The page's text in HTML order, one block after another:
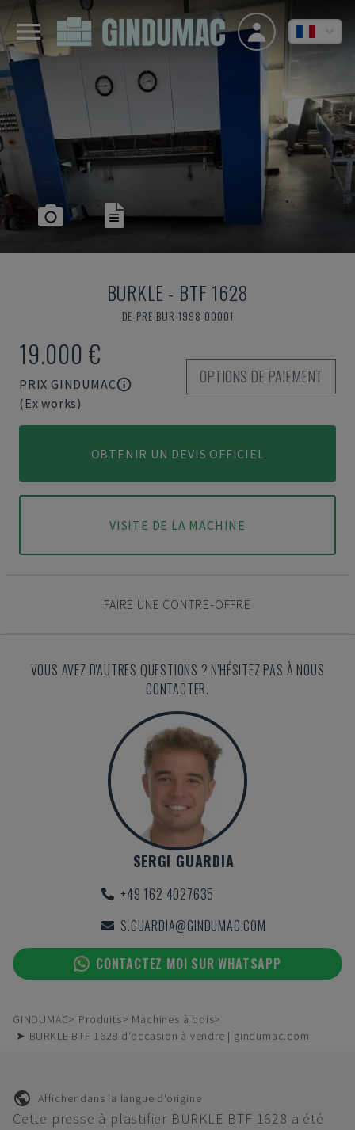
BURKLE - BTF 1628
DE-PRE-BUR-1998-00001
19.000 €
PRIX GINDUMAC
(Ex works)
OPTIONS DE PAIEMENT
OBTENIR UN DEVIS OFFICIEL
VISITE DE LA MACHINE
FAIRE UNE CONTRE-OFFRE
VOUS AVEZ D'AUTRES QUESTIONS ? N'HÉSITEZ PAS À NOUS
CONTACTER.
SERGI GUARDIA
+49 162 4027635
S.GUARDIA@GINDUMAC.COM
CONTACTEZ MOI SUR WHATSAPP
GINDUMAC Produits
Machines à bois
➤ BURKLE BTF 1628 d'occasion à vendre | gindumac.com
Afficher dans la langue d'origine
Cette presse à plastifier BURKLE BTF 1628 a été